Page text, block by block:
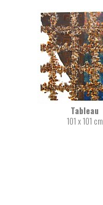
Tableau
101 x 101 cm